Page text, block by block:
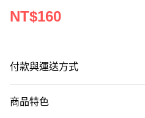
NT$160
付款與運送方式
信用卡一次付款
商品特色